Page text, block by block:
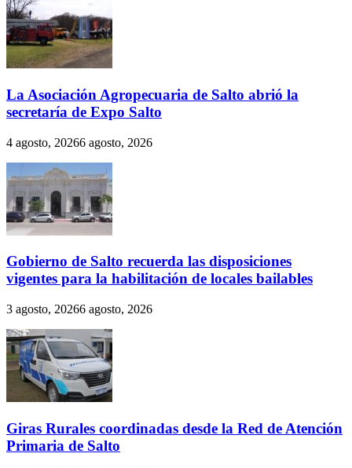
La Asociación Agropecuaria de Salto abrió la
secretaría de Expo Salto
4 agosto, 20266 agosto, 2026
Gobierno de Salto recuerda las disposiciones
vigentes para la habilitación de locales bailables
3 agosto, 20266 agosto, 2026
Giras Rurales coordinadas desde la Red de Atención
Primaria de Salto